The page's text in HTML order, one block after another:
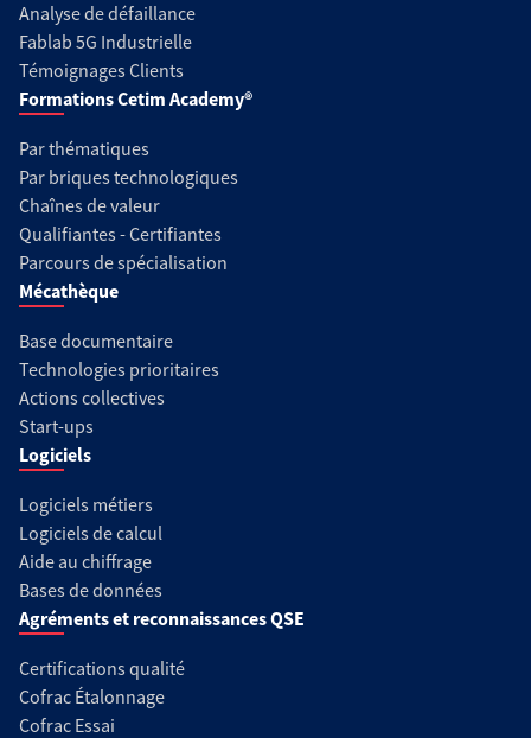
Analyse de défaillance
Fablab 5G Industrielle
Témoignages Clients
Formations Cetim Academy®
Par thématiques
Par briques technologiques
Chaînes de valeur
Qualifiantes - Certifiantes
Parcours de spécialisation
Mécathèque
Base documentaire
Technologies prioritaires
Actions collectives
Start-ups
Logiciels
Logiciels métiers
Logiciels de calcul
Aide au chiffrage
Bases de données
Agréments et reconnaissances QSE
Certifications qualité
Cofrac Étalonnage
Cofrac Essai